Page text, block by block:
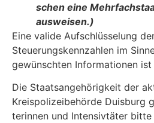
schen eine
ausweisen.)
Eine valide Aufschlüsselung
Steuerungskennzahlen im
gewünschten Informationen
Die Staatsangehörigkeit der
Kreispolizeibehörde Duisburg
terinnen und Intensivtäter